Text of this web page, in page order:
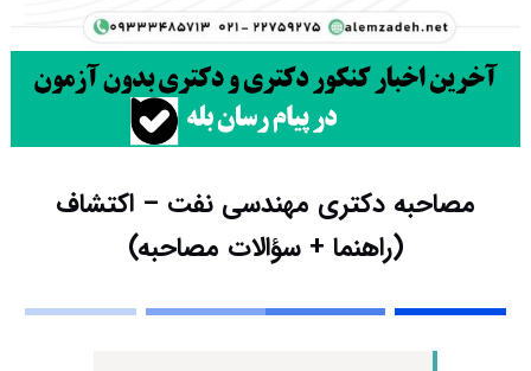
مصاحبه دکتری مهندسی نفت – اکتشاف
(راهنما + سؤالات مصاحبه)